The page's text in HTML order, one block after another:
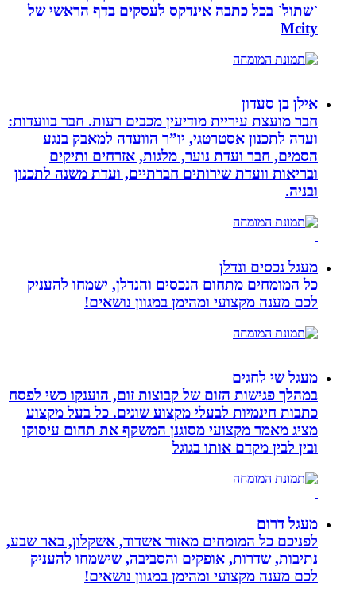
`שתול` בכל כתבה אינדקס לעסקים בדף הראשי של
Mcity
אילן בן סעדון
חבר מועצת עיריית מודיעין מכבים רעות. חבר בוועדות:
ועדה לתכנון אסטרטגי, יו”ר הוועדה למאבק בנגע
הסמים, חבר ועדת נוער, מלגות, אזרחים ותיקים
ובריאות וועדת שירותים חברתיים, ועדת משנה לתכנון
מעגל נכסים ונדלן
כל המומחים מתחום הנכסים והנדלן, ישמחו להעניק
לכם מענה מקצועי ומהימן במגוון נושאים!
מעגל שי לחגים
במהלך פגישות הזום של קבוצות זום, הוענקו כשי לפסח
כתבות חינמיות לבעלי מקצוע שונים. כל בעל מקצוע
מציג מאמר מקצועי מסוגנן המשקף את תחום עיסוקו
ובין לבין מקדם אותו בגוגל
מעגל דרום
לפניכם כל המומחים מאזור אשדוד, אשקלון, באר שבע,
נתיבות, שדרות, אופקים והסביבה, שישמחו להעניק
לכם מענה מקצועי ומהימן במגוון נושאים!